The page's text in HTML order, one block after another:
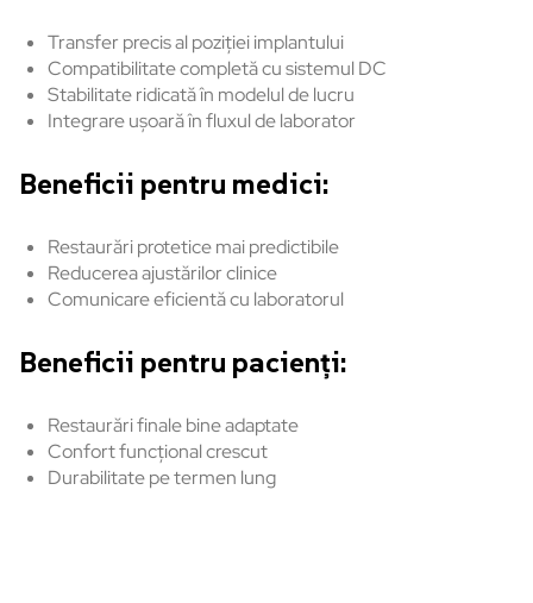
Transfer precis alpozițieiimplantului
CompatibilitatecompletăcusistemulDC
Stabilitateridicatăîn modeluldelucru
Integrareușoarăînfluxuldelaborator
Beneficii pentru medici:
Restaurăriproteticemaipredictibile
Reducereaajustărilorclinice
Comunicareeficientăcu laboratorul
Beneficii pentru pacienți:
Restaurărifinale bineadaptate
Confortfuncționalcrescut
Durabilitatepetermen lung